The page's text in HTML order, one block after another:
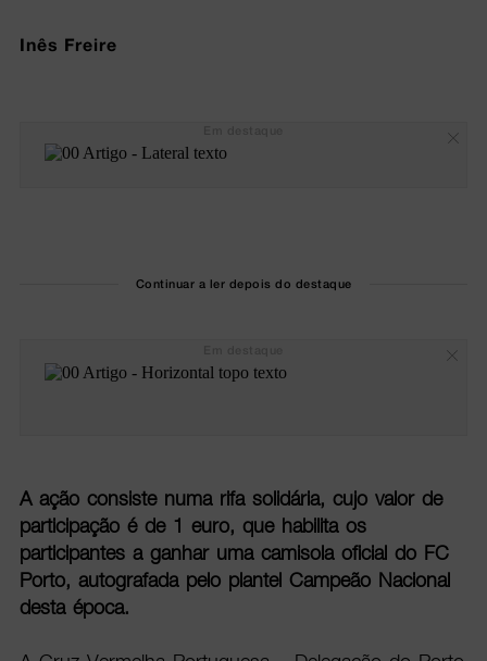
Inês Freire
Continuar a ler depois do destaque
A ação consiste numa rifa solidária, cujo valor de
participação é de 1 euro, que habilita os
participantes a ganhar uma camisola oficial do FC
Porto, autografada pelo plantel Campeão Nacional
desta época.